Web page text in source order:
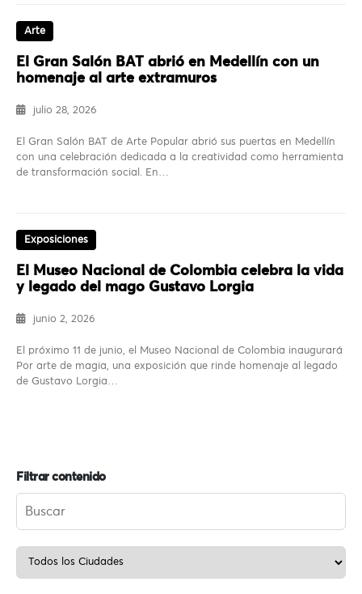
Arte
El Gran Salón BAT abrió en Medellín con un
homenaje al arte extramuros
julio 28, 2026
El Gran Salón BAT de Arte Popular abrió sus puertas en Medellín
con una celebración dedicada a la creatividad como herramienta
de transformación social. En…
Exposiciones
El Museo Nacional de Colombia celebra la vida
y legado del mago Gustavo Lorgia
junio 2, 2026
El próximo 11 de junio, el Museo Nacional de Colombia inaugurará
Por arte de magia, una exposición que rinde homenaje al legado
de Gustavo Lorgia…
Filtrar contenido